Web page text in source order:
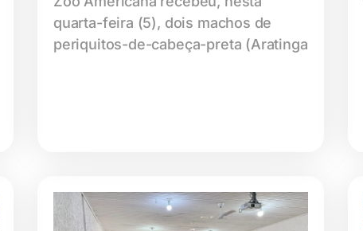
quarta-feira (5), dois machos de
periquitos-de-cabeça-preta (Aratinga